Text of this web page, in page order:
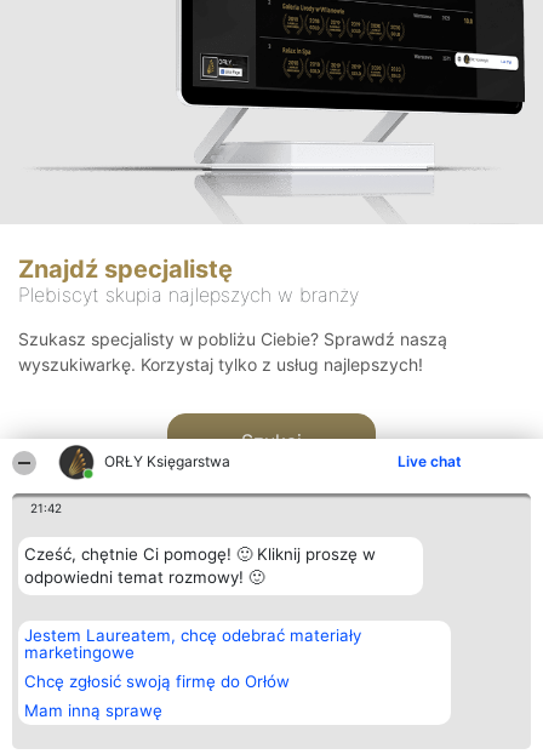
ORŁY Księgarstwa Live chat
21:42
Cześć, chętnie Ci pomogę! 🙂 Kliknij proszę w
odpowiedni temat rozmowy! 🙂
Jestem Laureatem, chcę odebrać materiały
marketingowe
Chcę zgłosić swoją firmę do Orłów
Mam inną sprawę
Znajdź specjalistę
Plebiscyt skupia najlepszych w branży
Szukasz specjalisty w pobliżu Ciebie? Sprawdź naszą
wyszukiwarkę. Korzystaj tylko z usług najlepszych!
Szukaj
Organizator plebiscytu
Bright Side Solutions sp. z o.
o. sp. k.
ul. Ruska 22
Wrocław 50-079
KRS 0000749100 | Regon
381313360 | NIP 8943132676
Plebiscyt
Laureaci
wszystkich
Laureatów
Regulamin
Kontakt
Kontakt